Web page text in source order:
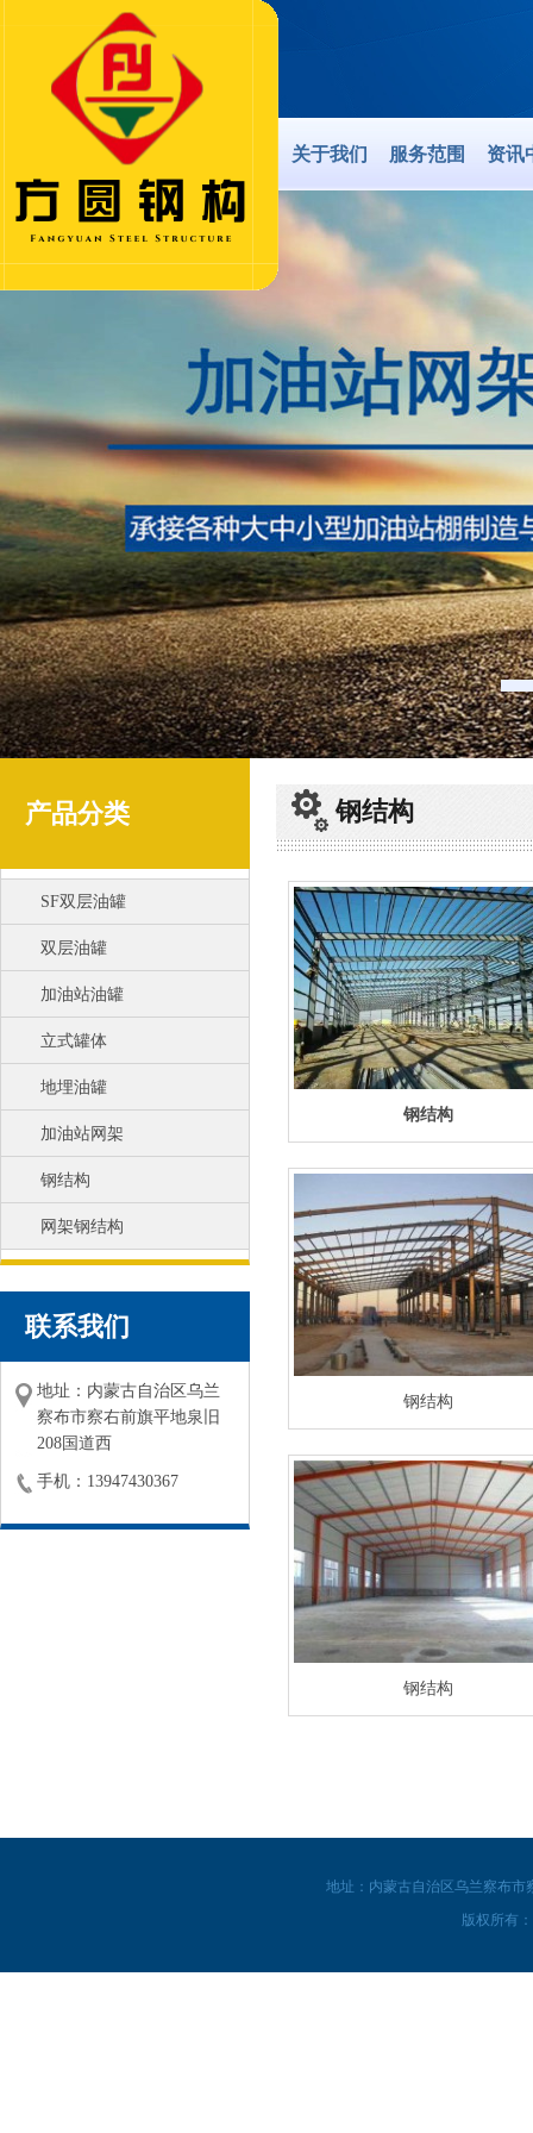
关于我们 服务范围 资讯
产品分类
SF双层油罐
双层油罐
加油站油罐
立式罐体
地埋油罐
加油站网架
钢结构
网架钢结构
联系我们
地址：内蒙古自治区乌兰
察布市察右前旗平地泉旧
208国道西
手机：13947430367
钢结构
钢结构
钢结构
钢结构
地址：内蒙古自治区乌兰察布市
版权所有